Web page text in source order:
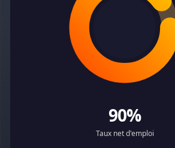
90%
Taux net d'emploi